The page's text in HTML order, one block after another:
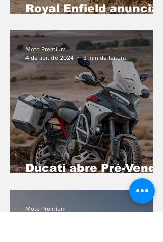
Royal Enfield anuncia
Meteor 650
Ducati abre Pré-Venda
da nova Multistrada V4
Rally Adventure
Moto Premium
4 de abr. de 2024
3 min de leitura
Moto Premium